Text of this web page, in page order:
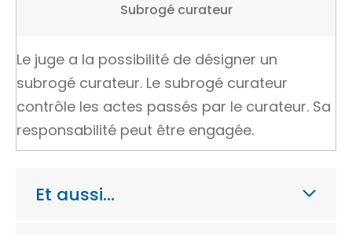
Subrogé curateur
Le juge a la possibilité de désigner un
subrogé curateur. Le subrogé curateur
contrôle les actes passés par le curateur. Sa
responsabilité peut être engagée.
Et aussi…